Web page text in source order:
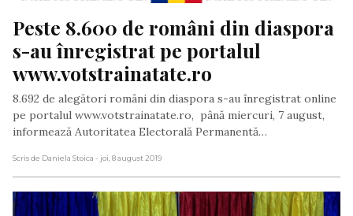
Peste 8.600 de români din diaspora
s-au înregistrat pe portalul
www.votstrainatate.ro
8.692 de alegători români din diaspora s-au înregistrat online
pe portalul www.votstrainatate.ro, până miercuri, 7 august,
informează Autoritatea Electorală Permanentă…
Scris de Daniela Stoica - joi, 8 august 2019